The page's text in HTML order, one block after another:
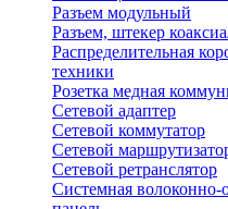
Разъем модульный
Разъем, штекер
Распределительная
техники
Розетка медная
Сетевой адаптер
Сетевой коммутатор
Сетевой
Сетевой ретранслятор
Системная волоконно-